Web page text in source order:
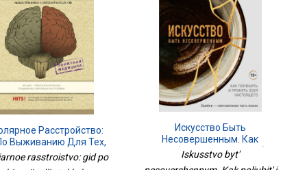
Расстройство:
Выживанию Для Тех,
Не Видит Белой
rasstroistvo: gid po
Искусство Быть
Несовершенным. Как
Полюбить И Принять Себя
Настоящего
Iskusstvo byt'